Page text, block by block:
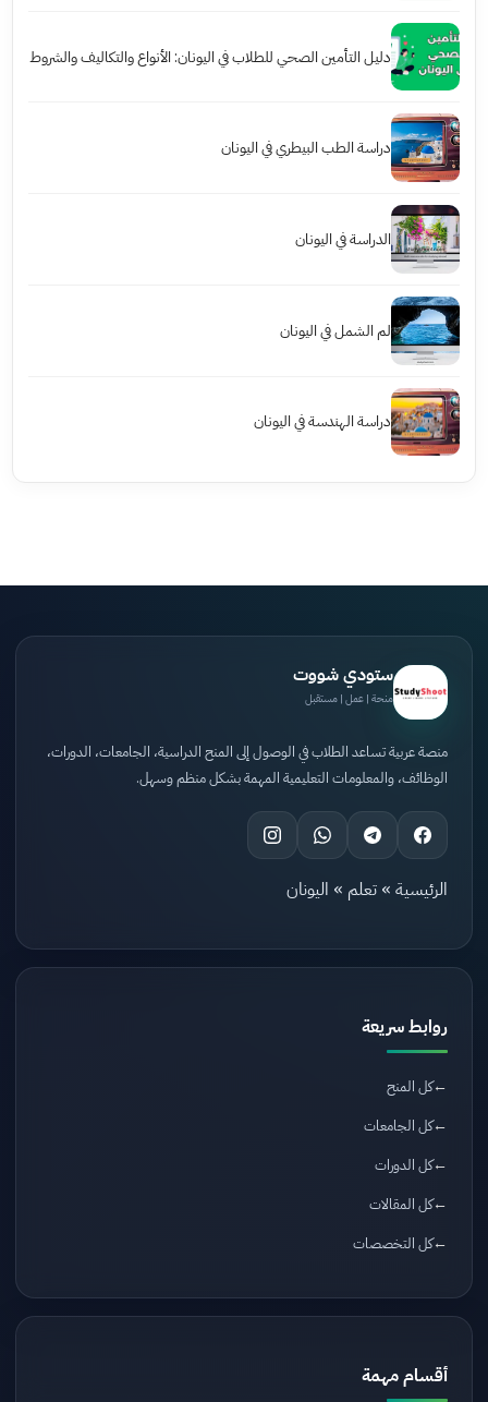
دليل التأمين الصحي للطلاب في اليونان: الأنواع والتكاليف والشروط
دراسة الطب البيطري في اليونان
الدراسة في اليونان
لم الشمل في اليونان
دراسة الهندسة في اليونان
ستودي شووت
منحة | عمل | مستقبل
منصة عربية تساعد الطلاب في الوصول إلى المنح الدراسية، الجامعات، الدورات،
الوظائف، والمعلومات التعليمية المهمة بشكل منظم وسهل.
الرئيسية » تعلم » اليونان
روابط سريعة
كل المنح
كل الجامعات
كل الدورات
كل المقالات
كل التخصصات
أقسام مهمة